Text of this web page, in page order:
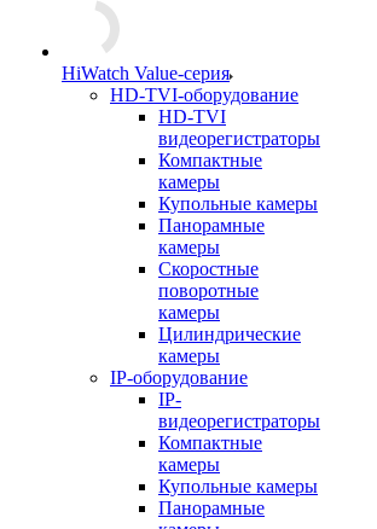
HiWatch Value-серия
HD-TVI-оборудование
HD-TVI
видеорегистраторы
Компактные
камеры
Купольные камеры
Панорамные
камеры
Скоростные
поворотные
камеры
Цилиндрические
камеры
IP-оборудование
IP-
видеорегистраторы
Компактные
камеры
Купольные камеры
Панорамные